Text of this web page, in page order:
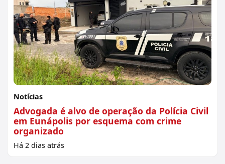
Notícias
Advogada é alvo de operação da Polícia Civil
em Eunápolis por esquema com crime
organizado
Há 2 dias atrás